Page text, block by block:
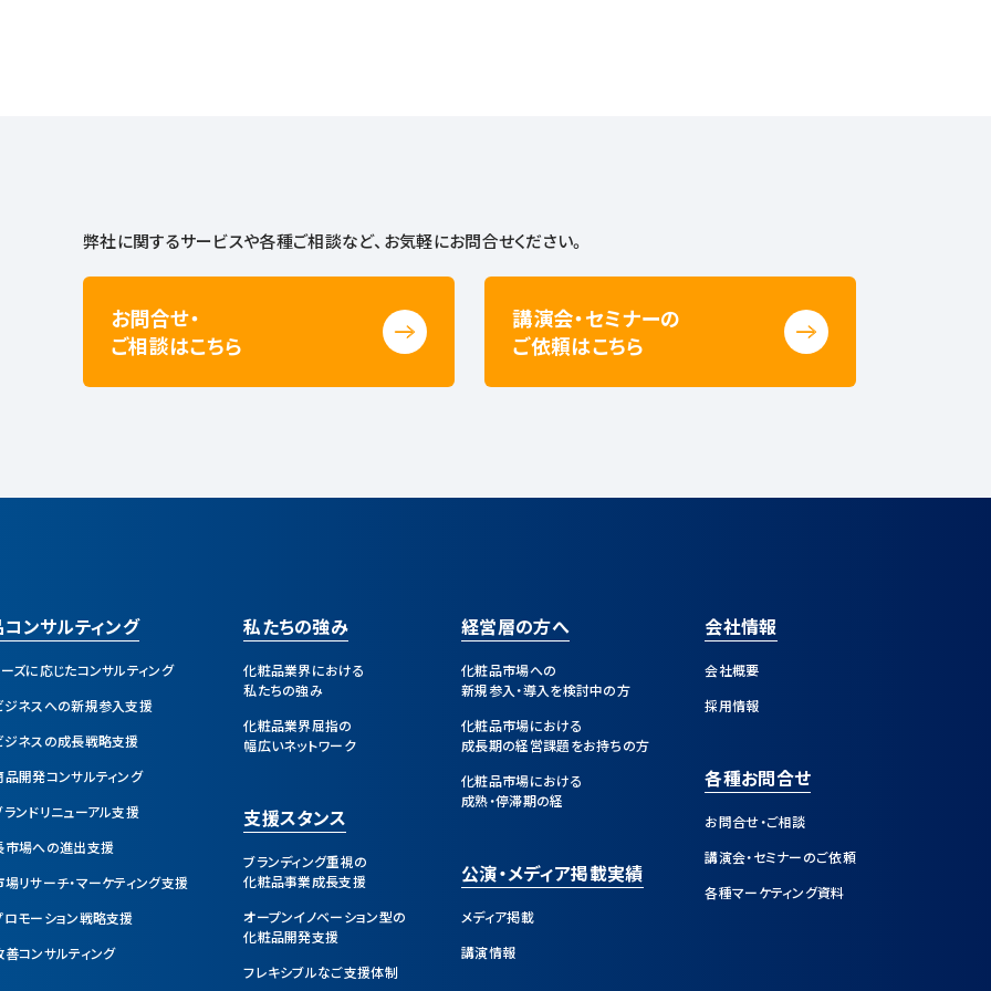
弊社に関するサービスや各種ご相談など、 お気軽にお問合せください。
お問合せ・
ご相談はこちら
講演会・セミナーの
ご依頼はこちら
ンサルティング
ズに応じたコンサルティング
ジネスへの新規参入支援
ジネスの成長戦略支援
開発コンサルティング
ンドリニューアル支援
市場への進出支援
リサーチ・マーケティング支援
モーション戦略支援
コンサルティング
私たちの強み
化粧品業界における
私たちの強み
化粧品業界屈指の
幅広いネットワーク
支援スタンス
ブランディング重視の
化粧品事業成長支援
オープンイノベーション型の
化粧品開発支援
フレキシブルなご支援体制
経営層の方へ
化粧品市場への
新規参入・導入を検討中の方
化粧品市場における
成長期の経営課題をお持ちの方
化粧品市場における
成熟・停滞期の経
公演・メディア掲載実績
メディア掲載
講演情報
会社情報
会社概要
採用情報
各種お問合せ
お問合せ・ご相談
講演会・セミナーのご依頼
各種マーケティング資料